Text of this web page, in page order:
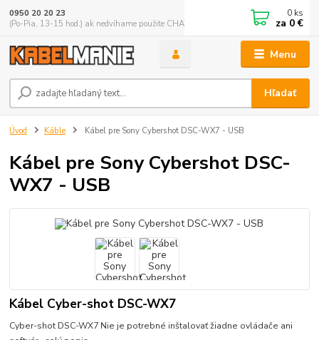
Menu
Hľadať
0950 20 20 23
(Po-Pia, 13-15 hod.) ak nedvíhame použite CHATBOX
0 ks
za 0 €
Úvod Káble Kábel pre Sony Cybershot DSC-WX7 - USB
Kábel pre Sony Cybershot DSC-
WX7 - USB
Kábel Cyber-shot DSC-WX7
Cyber-shot DSC-WX7 Nie je potrebné inštalovať žiadne ovládače ani